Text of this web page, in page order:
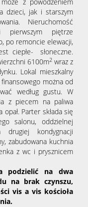
z powodzeniem
dzieci, jak i starszym
Nieruchomość
piętrze
po remoncie elewacji,
ciepłe- słoneczne.
6100m2 wraz z
Lokal mieszkalny
można od
według gustu. W
z piecem na paliwa
Parter składa się
salonu, oddzielnej
kondygnacji
zabudowana kuchnia
z wc i prysznicem
podzielić na dwa
na brak czynszu,
vis a vis kościoła